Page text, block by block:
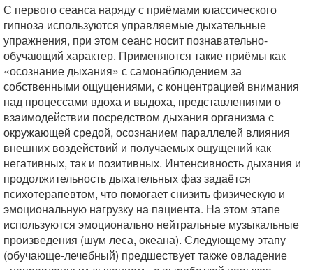
С первого сеанса наряду с приёмами классического
гипноза используются управляемые дыхательные
упражнения, при этом сеанс носит познавательно-
обучающий характер. Применяются такие приёмы как
«осознание дыхания» с самонаблюдением за
собственными ощущениями, с концентрацией внимания
над процессами вдоха и выдоха, представлениями о
взаимодействии посредством дыхания организма с
окружающей средой, осознанием параллелей влияния
внешних воздействий и получаемых ощущений как
негативных, так и позитивных. Интенсивность дыхания и
продолжительность дыхательных фаз задаётся
психотерапевтом, что помогает снизить физическую и
эмоциональную нагрузку на пациента. На этом этапе
используются эмоционально нейтральные музыкальные
произведения (шум леса, океана). Следующему этапу
(обучающе-лечебный) предшествует также овладение